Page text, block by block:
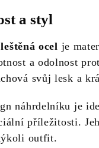
a styl
leštěná ocel je
a odolnost
svůj lesk a
náhrdelníku je
příležitosti.
outfit.